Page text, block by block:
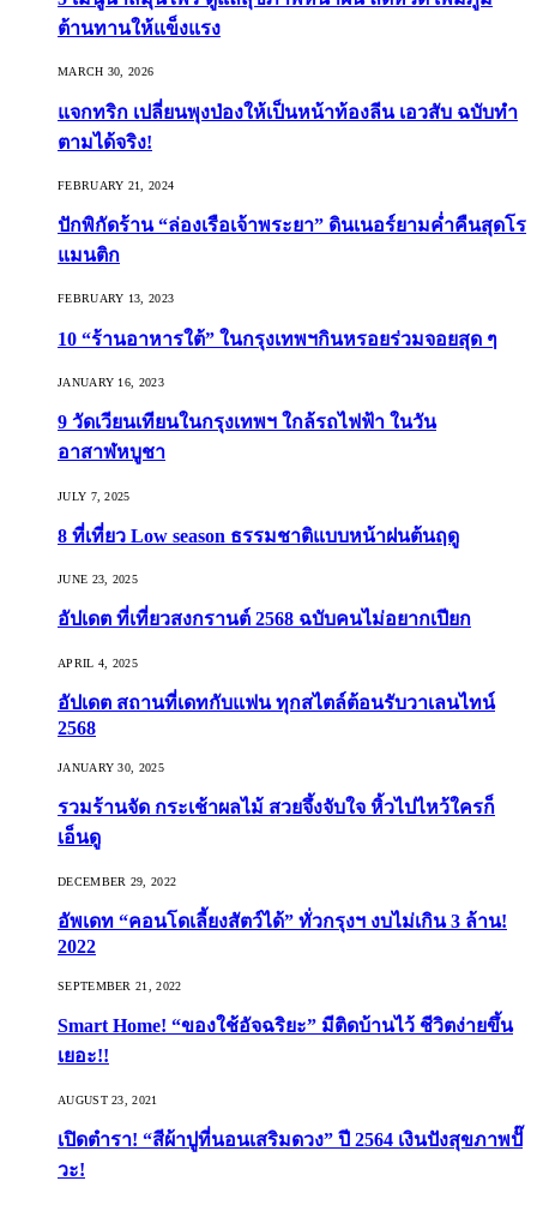
ต้านทานให้แข็งแรง
MARCH 30, 2026
แจกทริก เปลี่ยนพุงป่องให้เป็นหน้าท้องลีน เอวสับ ฉบับทำ
ตามได้จริง!
FEBRUARY 21, 2024
ปักพิกัดร้าน “ล่องเรือเจ้าพระยา” ดินเนอร์ยามค่ำคืนสุดโร
แมนติก
FEBRUARY 13, 2023
10 “ร้านอาหารใต้” ในกรุงเทพฯกินหรอยร่วมจอยสุด ๆ
JANUARY 16, 2023
9 วัดเวียนเทียนในกรุงเทพฯ ใกล้รถไฟฟ้า ในวัน
อาสาฬหบูชา
JULY 7, 2025
8 ที่เที่ยว Low season ธรรมชาติแบบหน้าฝนต้นฤดู️
JUNE 23, 2025
อัปเดต ที่เที่ยวสงกรานต์ 2568 ฉบับคนไม่อยากเปียก
APRIL 4, 2025
อัปเดต สถานที่เดทกับแฟน ทุกสไตล์ต้อนรับวาเลนไทน์
2568
JANUARY 30, 2025
รวมร้านจัด กระเช้าผลไม้ สวยจึ้งจับใจ หิ้วไปไหว้ใครก็
เอ็นดู
DECEMBER 29, 2022
อัพเดท “คอนโดเลี้ยงสัตว์ได้” ทั่วกรุงฯ งบไม่เกิน 3 ล้าน!
2022
SEPTEMBER 21, 2022
Smart Home! “ของใช้อัจฉริยะ” มีติดบ้านไว้ ชีวิตง่ายขึ้น
เยอะ!!
AUGUST 23, 2021
เปิดตำรา! “สีผ้าปูที่นอนเสริมดวง” ปี 2564 เงินปังสุขภาพปั๊
วะ!